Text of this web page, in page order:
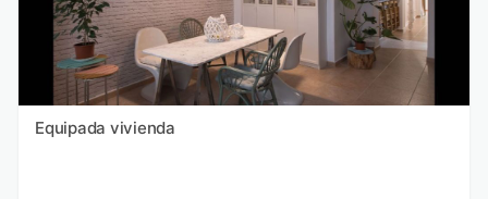
Equipada vivienda